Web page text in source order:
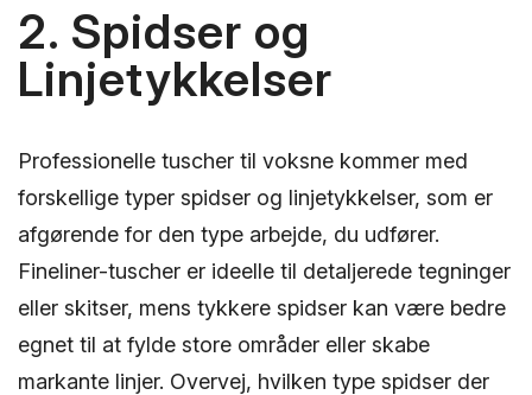
2. Spidser og
Linjetykkelser
Professionelle tuscher til voksne kommer med
forskellige typer spidser og linjetykkelser, som er
afgørende for den type arbejde, du udfører.
Fineliner-tuscher er ideelle til detaljerede tegninger
eller skitser, mens tykkere spidser kan være bedre
egnet til at fylde store områder eller skabe
markante linjer. Overvej, hvilken type spidser der